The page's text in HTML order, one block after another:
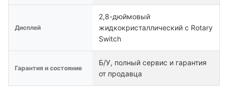
Дисплей
2,8-дюймовый
жидкокристаллический с Rotary
Switch
Гарантия и состояние
Б/У, полный сервис и гарантия
от продавца